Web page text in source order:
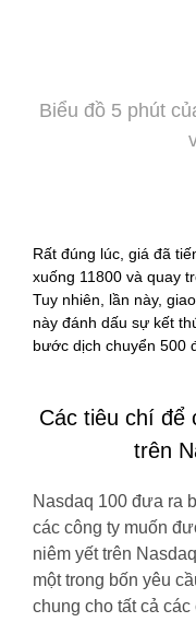
Biểu đồ 5 phút
Rất đúng lúc, giá đã
xuống 11800 và quay
Tuy nhiên, lần này,
này đánh dấu sự kết
bước dịch chuyển 500
Các tiêu chí để
trên
Nasdaq 100 đưa ra
các công ty muốn
niêm yết trên
một trong bốn yêu
chung cho tất cả các